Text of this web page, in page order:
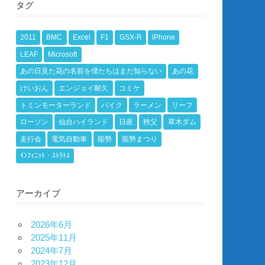
タグ
2011 BMC Excel F1 GSX-R iPhone
LEAF Microsoft
あの日見た花の名前を僕たちはまだ知らない あの花
けいおん エンジョイ耐久 コミケ
トミンモーターランド バイク ラーメン リーフ
ローソン 仙台ハイランド 日産 秩父 草木ダム
走行会 電気自動車 龍勢 龍勢まつり
ｲﾝﾌｨﾆｯﾄ・ｽﾄﾗﾄｽ
アーカイブ
2026年6月
2025年11月
2024年7月